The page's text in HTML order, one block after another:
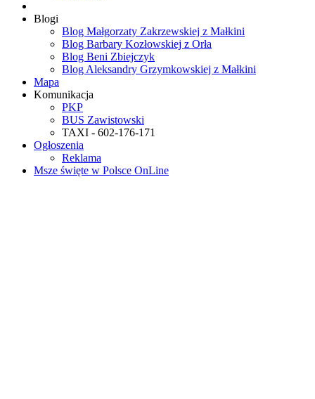
Blogi
Blog Małgorzaty Zakrzewskiej z Małkini
Blog Barbary Kozłowskiej z Orła
Blog Beni Zbiejczyk
Blog Aleksandry Grzymkowskiej z Małkini
Mapa
Komunikacja
PKP
BUS Zawistowski
TAXI - 602-176-171
Ogłoszenia
Reklama
Msze święte w Polsce OnLine